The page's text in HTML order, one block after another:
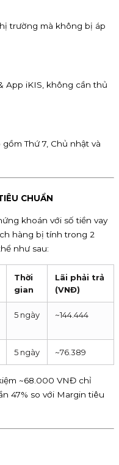
trường mà không bị áp
App iKIS, không cần thủ
Thứ 7, Chủ nhật và
CHUẨN
khoán với số tiền vay
hàng bị tính trong 2
như sau:
Thời
gian
Lãi phải trả
(VNĐ)
5 ngày ~144.444
5 ngày ~76.389
~68.000 VNĐ chỉ
47% so với Margin tiêu